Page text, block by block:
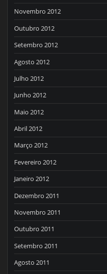
Novembro 2012
Outubro 2012
Setembro 2012
Agosto 2012
Julho 2012
Junho 2012
Maio 2012
Abril 2012
Março 2012
Fevereiro 2012
Janeiro 2012
Dezembro 2011
Novembro 2011
Outubro 2011
Setembro 2011
Agosto 2011